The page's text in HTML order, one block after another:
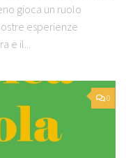
gioca un ruolo
esperienze
e il...
0